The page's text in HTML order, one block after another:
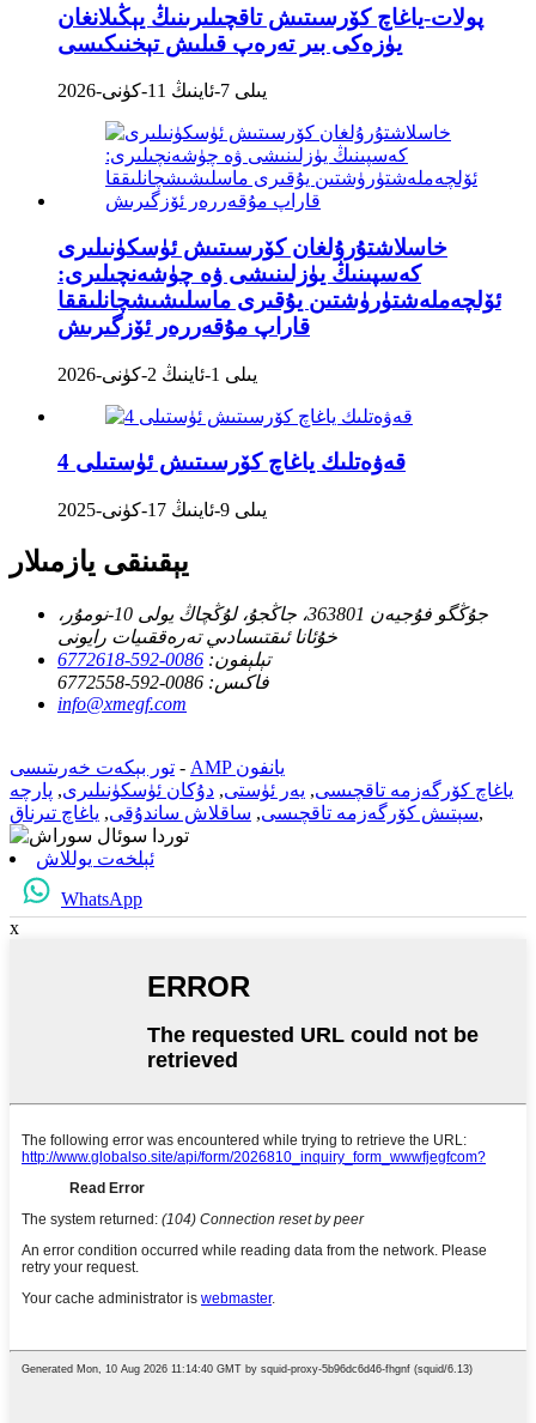
پولات-ياغاچ كۆرسىتىش تاقچىلىرىنىڭ يېڭىلانغان
يۈزەكى بىر تەرەپ قىلىش تېخنىكىسى
2026-يىلى 7-ئاينىڭ 11-كۈنى
خاسلاشتۇرۇلغان كۆرسىتىش ئۈسكۈنىلىرى
كەسپىنىڭ يۈزلىنىشى ۋە چۈشەنچىلىرى:
ئۆلچەملەشتۈرۈشتىن يۇقىرى ماسلىشىشچانلىققا
قاراپ مۇقەررەر ئۆزگىرىش
2026-يىلى 1-ئاينىڭ 2-كۈنى
4 قەۋەتلىك ياغاچ كۆرسىتىش ئۈستىلى
2025-يىلى 9-ئاينىڭ 17-كۈنى
يېقىنقى يازمىلار
جۇڭگو فۇجيەن 363801، جاڭجۇ، لۇڭچاڭ يولى 10-نومۇر،
خۇئانا ئىقتىسادىي تەرەققىيات رايونى
تېلېفون: 0086-592-6772618
فاكىس: 0086-592-6772558
info@xmegf.com
تور بېكەت خەرىتىسى -
AMP يانفون
ياغاچ كۆرگەزمە تاقچىسى, يەر ئۈستى, دۇكان ئۈسكۈنىلىرى, پارچە
سېتىش كۆرگەزمە تاقچىسى, ساقلاش ساندۇقى, ياغاچ تىرناق ,
ئېلخەت يوللاش
WhatsApp
x